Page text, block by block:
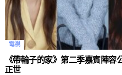
電視
《帶輪子的家》第二季嘉賓陣
正世